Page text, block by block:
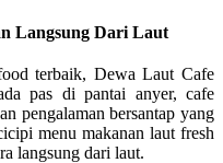
Langsung Dari Laut
terbaik, Dewa Laut Cafe
pas di pantai anyer, cafe
pengalaman bersantap yang
menu makanan laut fresh
langsung dari laut.